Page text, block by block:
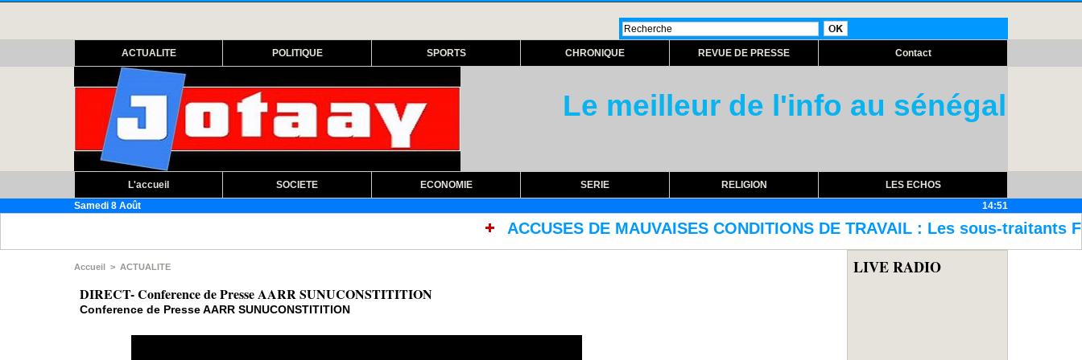
ACTUALITE POLITIQUE SPORTS CHRONIQUE REVUE DE PRESSE Contact
Le meilleur de l'info au sénégal
L'accueil SOCIETE ECONOMIE SERIE RELIGION
LES ECHOS
Samedi 8 Août
14:51
ACCUSES DE MAUVAISES CONDITIONS DE TRAVAIL : Les sous-traitants FTTH de Sonatel
Accueil > ACTUALITE
DIRECT- Conference de Presse AARR SUNUCONSTITITION
Conference de Presse AARR SUNUCONSTITITION
LIVE RADIO